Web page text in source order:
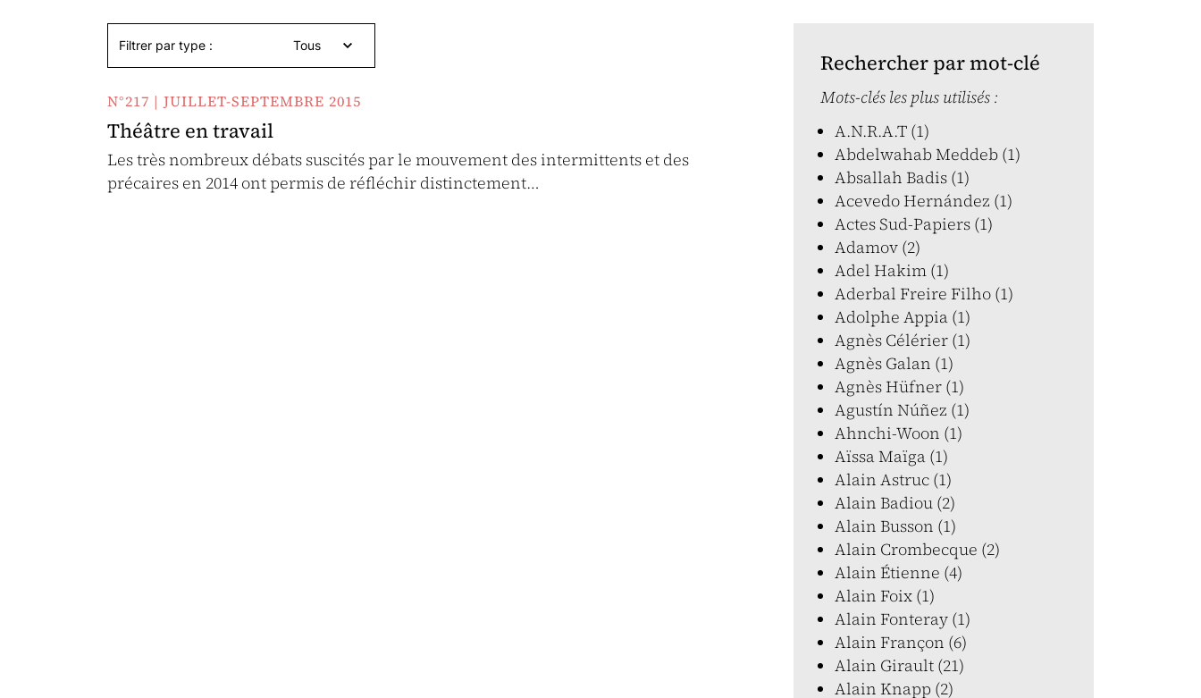
Filtrer par type : Tous
N°217 | JUILLET-SEPTEMBRE 2015
Théâtre en travail
Les très nombreux débats suscités par le mouvement des intermittents et des
précaires en 2014 ont permis de réfléchir distinctement…
Rechercher par mot-clé
Mots-clés les plus utilisés :
A.N.R.A.T (1)
Abdelwahab Meddeb (1)
Absallah Badis (1)
Acevedo Hernández (1)
Actes Sud-Papiers (1)
Adamov (2)
Adel Hakim (1)
Aderbal Freire Filho (1)
Adolphe Appia (1)
Agnès Célérier (1)
Agnès Galan (1)
Agnès Hüfner (1)
Agustín Núñez (1)
Ahnchi-Woon (1)
Aïssa Maïga (1)
Alain Astruc (1)
Alain Badiou (2)
Alain Busson (1)
Alain Crombecque (2)
Alain Étienne (4)
Alain Foix (1)
Alain Fonteray (1)
Alain Françon (6)
Alain Girault (21)
Alain Knapp (2)